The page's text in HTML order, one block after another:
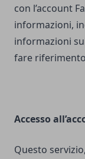
con l’account
informazioni,
informazioni
fare
Accesso
Questo